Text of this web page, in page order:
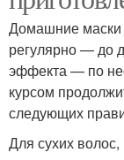
Домашние маски
регулярно — до
эффекта — по
курсом
следующих
Для сухих